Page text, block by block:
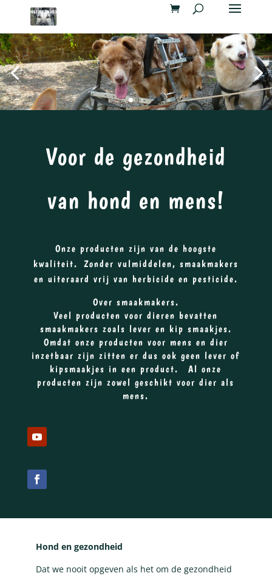
Voor de gezondheid
van hond en mens!
Onze producten zijn van de hoogste
kwaliteit. Zonder vulmiddelen, smaakmakers
en uiteraard vrij van herbicide en pesticide.
Over smaakmakers.
Veel producten voor dieren bevatten
smaakmakers zoals lever en kip smaakjes.
Omdat onze producten voor mens en dier
inzetbaar zijn zitten er dus ook geen lever of
kipsmaakjes in een product. Al onze
producten zijn zowel geschikt voor dier als
mens.
Hond en gezondheid
Dat we nooit opgeven als het om de gezondheid